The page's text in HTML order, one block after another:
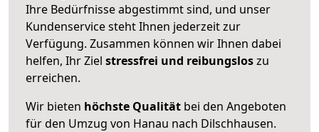
Ihre Bedürfnisse abgestimmt sind, und unser
Kundenservice steht Ihnen jederzeit zur
Verfügung. Zusammen können wir Ihnen dabei
helfen, Ihr Ziel stressfrei und reibungsloszu
erreichen.
Wir bieten höchste Qualität bei den Angeboten
für den Umzug von Hanau nach Dilschhausen.